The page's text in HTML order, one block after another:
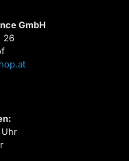
GmbH
26
Uhr